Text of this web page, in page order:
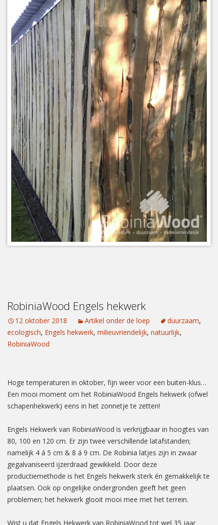
RobiniaWood Engels hekwerk
12 oktober 2018 Artikel onder de loep duurzaam,
ecologisch, Engels hekwerk, milieuvriendelijk, natuurlijk,
RobiniaWood
Hoge temperaturen in oktober, fijn weer voor een buiten-klus…
Een mooi moment om het RobiniaWood Engels hekwerk (ofwel
schapenhekwerk) eens in het zonnetje te zetten!
Engels Hekwerk van RobiniaWood is verkrijgbaar in hoogtes van
80, 100 en 120 cm. Er zijn twee verschillende latafstanden;
namelijk 4 á 5 cm & 8 á 9 cm. De Robinia latjes zijn in zwaar
gegalvaniseerd ijzerdraad gewikkeld. Door deze
productiemethode is het Engels hekwerk sterk én gemakkelijk te
plaatsen. Ook op ongelijke ondergronden geeft het geen
problemen; het hekwerk glooit mooi mee met het terrein.
Wist u dat Engels Hekwerk van RobiniaWood tot wel 35 jaar